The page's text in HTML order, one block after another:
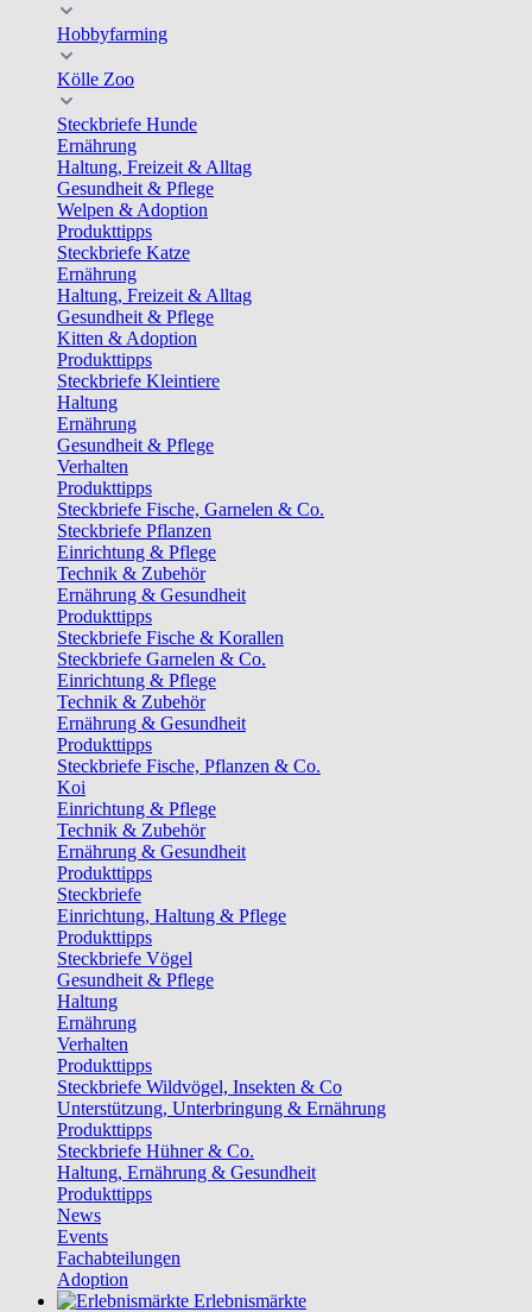
Hobbyfarming
Kölle Zoo
Steckbriefe Hunde
Ernährung
Haltung, Freizeit & Alltag
Gesundheit & Pflege
Welpen & Adoption
Produkttipps
Steckbriefe Katze
Ernährung
Haltung, Freizeit & Alltag
Gesundheit & Pflege
Kitten & Adoption
Produkttipps
Steckbriefe Kleintiere
Haltung
Ernährung
Gesundheit & Pflege
Verhalten
Produkttipps
Steckbriefe Fische, Garnelen & Co.
Steckbriefe Pflanzen
Einrichtung & Pflege
Technik & Zubehör
Ernährung & Gesundheit
Produkttipps
Steckbriefe Fische & Korallen
Steckbriefe Garnelen & Co.
Einrichtung & Pflege
Technik & Zubehör
Ernährung & Gesundheit
Produkttipps
Steckbriefe Fische, Pflanzen & Co.
Koi
Einrichtung & Pflege
Technik & Zubehör
Ernährung & Gesundheit
Produkttipps
Steckbriefe
Einrichtung, Haltung & Pflege
Produkttipps
Steckbriefe Vögel
Gesundheit & Pflege
Haltung
Ernährung
Verhalten
Produkttipps
Steckbriefe Wildvögel, Insekten & Co
Unterstützung, Unterbringung & Ernährung
Produkttipps
Steckbriefe Hühner & Co.
Haltung, Ernährung & Gesundheit
Produkttipps
News
Events
Fachabteilungen
Adoption
Erlebnismärkte